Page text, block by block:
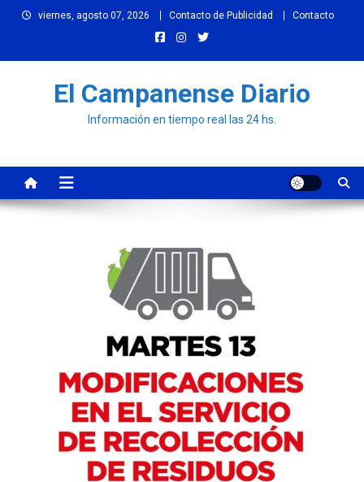
viernes, agosto 07, 2026 Contacto de Publicidad Contacto
El Campanense Diario
Información en tiempo real las 24 hs.